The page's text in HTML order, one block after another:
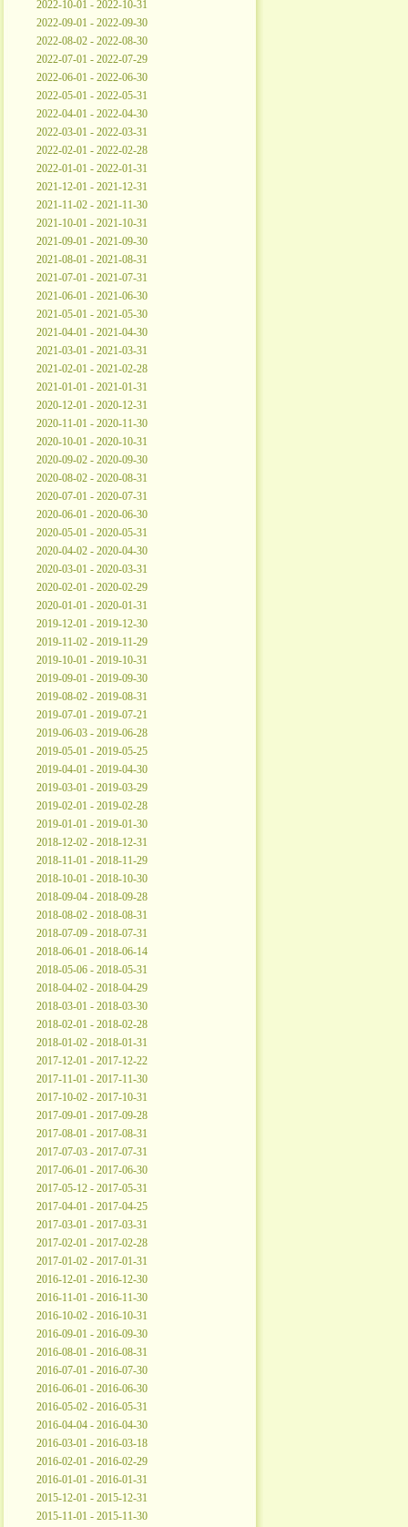
2022-10-01 - 2022-10-31
2022-09-01 - 2022-09-30
2022-08-02 - 2022-08-30
2022-07-01 - 2022-07-29
2022-06-01 - 2022-06-30
2022-05-01 - 2022-05-31
2022-04-01 - 2022-04-30
2022-03-01 - 2022-03-31
2022-02-01 - 2022-02-28
2022-01-01 - 2022-01-31
2021-12-01 - 2021-12-31
2021-11-02 - 2021-11-30
2021-10-01 - 2021-10-31
2021-09-01 - 2021-09-30
2021-08-01 - 2021-08-31
2021-07-01 - 2021-07-31
2021-06-01 - 2021-06-30
2021-05-01 - 2021-05-30
2021-04-01 - 2021-04-30
2021-03-01 - 2021-03-31
2021-02-01 - 2021-02-28
2021-01-01 - 2021-01-31
2020-12-01 - 2020-12-31
2020-11-01 - 2020-11-30
2020-10-01 - 2020-10-31
2020-09-02 - 2020-09-30
2020-08-02 - 2020-08-31
2020-07-01 - 2020-07-31
2020-06-01 - 2020-06-30
2020-05-01 - 2020-05-31
2020-04-02 - 2020-04-30
2020-03-01 - 2020-03-31
2020-02-01 - 2020-02-29
2020-01-01 - 2020-01-31
2019-12-01 - 2019-12-30
2019-11-02 - 2019-11-29
2019-10-01 - 2019-10-31
2019-09-01 - 2019-09-30
2019-08-02 - 2019-08-31
2019-07-01 - 2019-07-21
2019-06-03 - 2019-06-28
2019-05-01 - 2019-05-25
2019-04-01 - 2019-04-30
2019-03-01 - 2019-03-29
2019-02-01 - 2019-02-28
2019-01-01 - 2019-01-30
2018-12-02 - 2018-12-31
2018-11-01 - 2018-11-29
2018-10-01 - 2018-10-30
2018-09-04 - 2018-09-28
2018-08-02 - 2018-08-31
2018-07-09 - 2018-07-31
2018-06-01 - 2018-06-14
2018-05-06 - 2018-05-31
2018-04-02 - 2018-04-29
2018-03-01 - 2018-03-30
2018-02-01 - 2018-02-28
2018-01-02 - 2018-01-31
2017-12-01 - 2017-12-22
2017-11-01 - 2017-11-30
2017-10-02 - 2017-10-31
2017-09-01 - 2017-09-28
2017-08-01 - 2017-08-31
2017-07-03 - 2017-07-31
2017-06-01 - 2017-06-30
2017-05-12 - 2017-05-31
2017-04-01 - 2017-04-25
2017-03-01 - 2017-03-31
2017-02-01 - 2017-02-28
2017-01-02 - 2017-01-31
2016-12-01 - 2016-12-30
2016-11-01 - 2016-11-30
2016-10-02 - 2016-10-31
2016-09-01 - 2016-09-30
2016-08-01 - 2016-08-31
2016-07-01 - 2016-07-30
2016-06-01 - 2016-06-30
2016-05-02 - 2016-05-31
2016-04-04 - 2016-04-30
2016-03-01 - 2016-03-18
2016-02-01 - 2016-02-29
2016-01-01 - 2016-01-31
2015-12-01 - 2015-12-31
2015-11-01 - 2015-11-30